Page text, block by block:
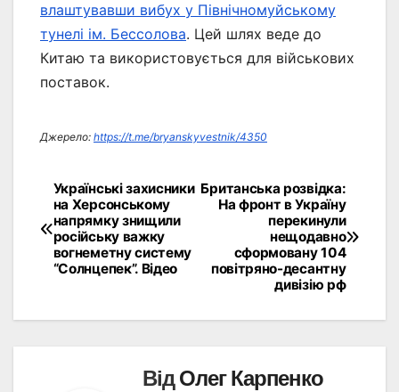
влаштувавши вибух у Північномуйському
тунелі ім. Бессолова. Цей шлях веде до
Китаю та використовується для військових
поставок.
Джерело: https://t.me/bryanskyvestnik/4350
Навігація
записів
Британська розвідка:
На фронт в Україну
перекинули
нещодавно
сформовану 104
повітряно-десантну
дивізію рф
Українські захисники
на Херсонському
напрямку знищили
російську важку
вогнеметну систему
“Солнцепек”. Відео
ВідОлег Карпенко